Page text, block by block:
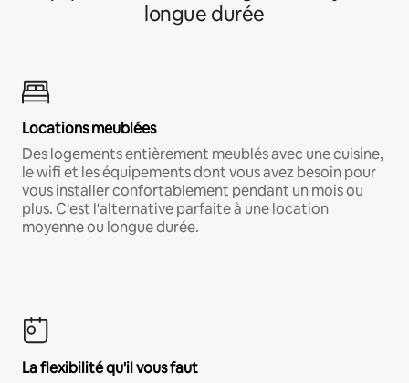
longue durée
Locations meublées
Des logements entièrement meublés avec une cuisine,
le wifi et les équipements dont vous avez besoin pour
vous installer confortablement pendant un mois ou
plus. C'est l'alternative parfaite à une location
moyenne ou longue durée.
La flexibilité qu'il vous faut